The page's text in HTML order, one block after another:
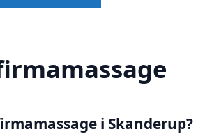
i Skanderup?